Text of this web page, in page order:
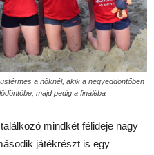
a nőknél, akik a negyeddöntőben
majd pedig a fináléba
mindkét félideje nagy
játékrészt is egy